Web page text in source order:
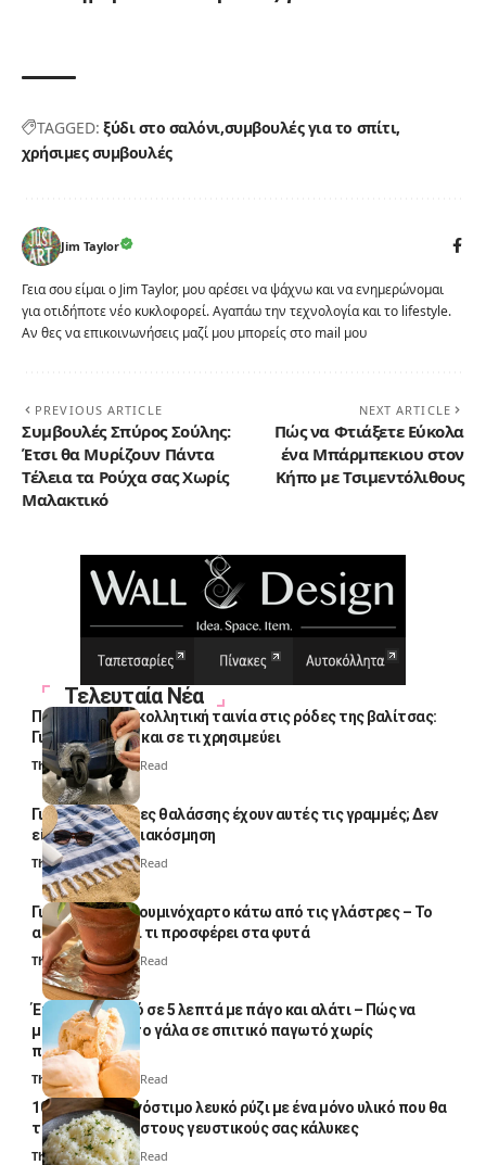
TAGGED: ξύδι στο σαλόνι συμβουλές για το σπίτι
χρήσιμες συμβουλές
Jim Taylor
Γεια σου είμαι ο Jim Taylor, μου αρέσει να ψάχνω και να ενημερώνομαι
για οτιδήποτε νέο κυκλοφορεί. Αγαπάω την τεχνολογία και το lifestyle.
Αν θες να επικοινωνήσεις μαζί μου μπορείς στο mail μου
PREVIOUS ARTICLE
Συμβουλές Σπύρος Σούλης:
Έτσι θα Μυρίζουν Πάντα
Τέλεια τα Ρούχα σας Χωρίς
Μαλακτικό
NEXT ARTICLE
Πώς να Φτιάξετε Εύκολα
ένα Μπάρμπεκιου στον
Κήπο με Τσιμεντόλιθους
Τελευταία Νέα
Πολλοί βάζουν κολλητική ταινία στις ρόδες της βαλίτσας:
Γιατί το κάνουν και σε τι χρησιμεύει
Thali Ombre 4 Min Read
Γιατί οι πετσέτες θαλάσσης έχουν αυτές τις γραμμές; Δεν
είναι μόνο για διακόσμηση
Thali Ombre5 Min Read
Γιατί βάζουν αλουμινόχαρτο κάτω από τις γλάστρες – Το
απλό κόλπο και τι προσφέρει στα φυτά
Thali Ombre4 Min Read
Έτοιμο παγωτό σε 5 λεπτά με πάγο και αλάτι – Πώς να
μετατρέψετε το γάλα σε σπιτικό παγωτό χωρίς
παγωτομηχανή
Thali Ombre 4 Min Read
10 φορές ποιο νόστιμο λευκό ρύζι με ένα μόνο υλικό που θα
το απογειώσει στους γευστικούς σας κάλυκες
Thali Ombre4 Min Read